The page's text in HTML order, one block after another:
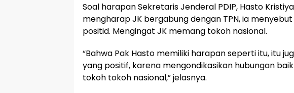
Soal harapan Sekretaris Jenderal PDIP, Hasto
mengharap JK bergabung dengan TPN, ia
positid. Mengingat JK memang tokoh nasional.
“Bahwa Pak Hasto memiliki harapan seperti itu, itu
yang positif, karena mengondikasikan hubungan
tokoh tokoh nasional,” jelasnya.